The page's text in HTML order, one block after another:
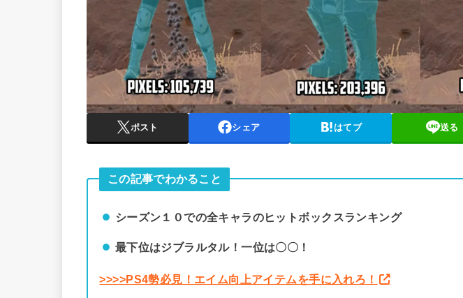
ポスト シェア はてブ 送る
この記事でわかること
シーズン１０での全キャラのヒットボックスランキング
最下位はジブラルタル！一位は〇〇！
>>>>PS4勢必見！エイム向上アイテムを手に入れろ！